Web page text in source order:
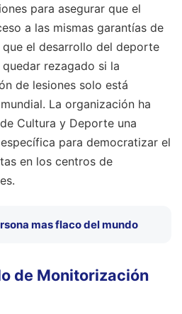
para asegurar que el
a las mismas garantías de
el desarrollo del deporte
rezagado si la
de lesiones solo está
La organización ha
Cultura y Deporte una
para democratizar el
en los centros de
mas flaco del mundo
de Monitorización